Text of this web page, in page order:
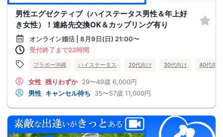
男性エグゼクティブ（ハイステータス男性＆年上好
き女性）！連絡先交換OK＆カップリング有り
オンライン婚活 | 8月9日(日) 21:00〜
受付終了まで22時間
ブラボー沖縄 ハイステータス 20代向け 30代向け 40代向け
女性 残りわずか 29〜49歳 6,000円
男性 キャンセル待ち 35〜57歳 11,000円